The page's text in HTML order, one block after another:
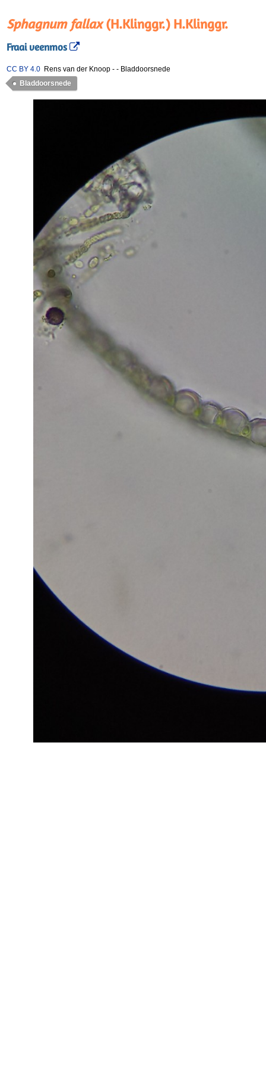
Sphagnum fallax(H.Klinggr.) H.Klinggr.
Fraai veenmos
CC BY 4.0 Rens van der Knoop - - Bladdoorsnede
Bladdoorsnede